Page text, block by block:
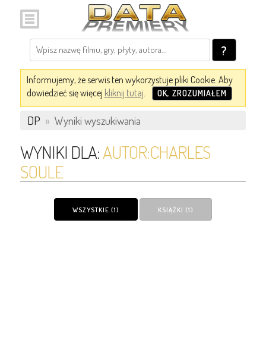
?
Informujemy, że serwis ten wykorzystuje pliki Cookie. Aby
dowiedzieć się więcej kliknij tutaj. OK, ZROZUMIAŁEM
DP » Wyniki wyszukiwania
WYNIKI DLA:AUTOR:CHARLES
SOULE
WSZYSTKIE (1) KSIĄŻKI (1)